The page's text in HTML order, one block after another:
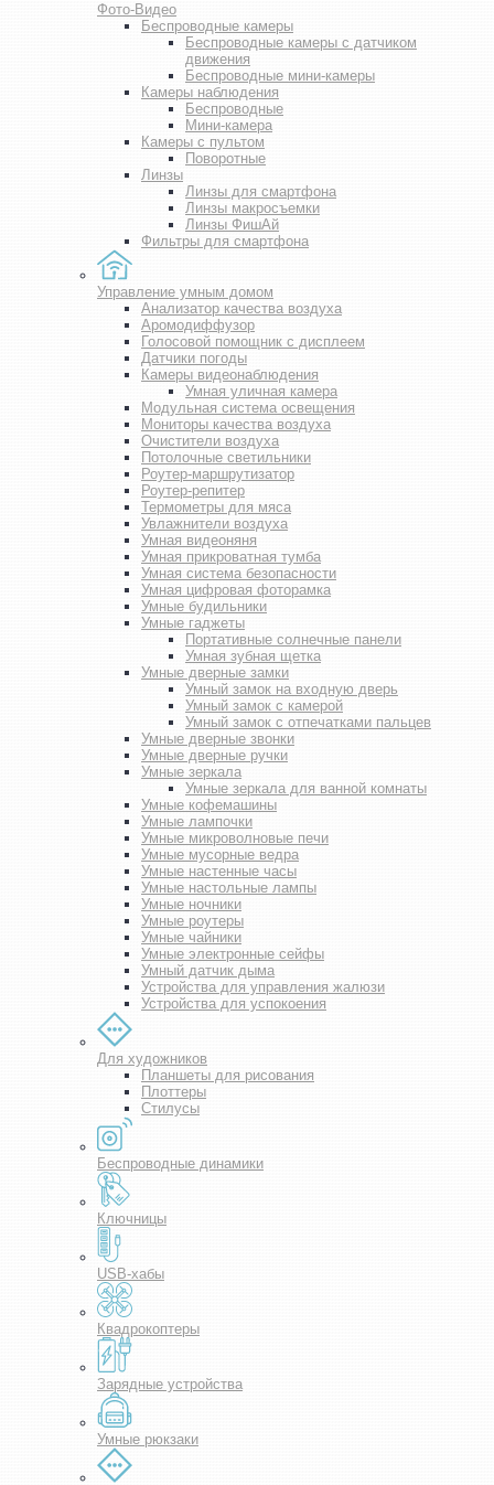
Фото-Видео
Беспроводные камеры
Беспроводные камеры с датчиком
движения
Беспроводные мини-камеры
Камеры наблюдения
Беспроводные
Мини-камера
Камеры с пультом
Поворотные
Линзы
Линзы для смартфона
Линзы макросъемки
Линзы ФишАй
Фильтры для смартфона
Управление умным домом
Анализатор качества воздуха
Аромодиффузор
Голосовой помощник с дисплеем
Датчики погоды
Камеры видеонаблюдения
Умная уличная камера
Модульная система освещения
Мониторы качества воздуха
Очистители воздуха
Потолочные светильники
Роутер-маршрутизатор
Роутер-репитер
Термометры для мяса
Увлажнители воздуха
Умная видеоняня
Умная прикроватная тумба
Умная система безопасности
Умная цифровая фоторамка
Умные будильники
Умные гаджеты
Портативные солнечные панели
Умная зубная щетка
Умные дверные замки
Умный замок на входную дверь
Умный замок с камерой
Умный замок с отпечатками пальцев
Умные дверные звонки
Умные дверные ручки
Умные зеркала
Умные зеркала для ванной комнаты
Умные кофемашины
Умные лампочки
Умные микроволновые печи
Умные мусорные ведра
Умные настенные часы
Умные настольные лампы
Умные ночники
Умные роутеры
Умные чайники
Умные электронные сейфы
Умный датчик дыма
Устройства для управления жалюзи
Устройства для успокоения
Для художников
Планшеты для рисования
Плоттеры
Стилусы
Беспроводные динамики
Ключницы
USB-хабы
Квадрокоптеры
Зарядные устройства
Умные рюкзаки